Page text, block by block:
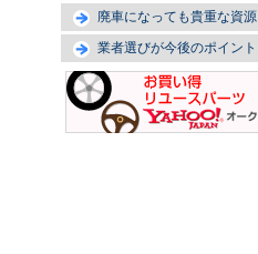
廃車になっても貴重な資源
業者選びが今後のポイント